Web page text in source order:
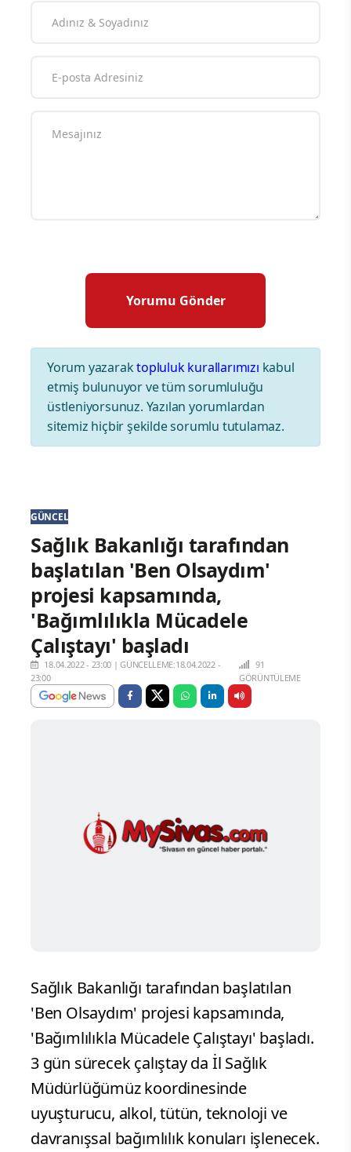
Yorum yazaraktopluluk kurallarımızı kabul
etmiş bulunuyor ve tüm sorumluluğu
üstleniyorsunuz. Yazılan yorumlardan
sitemiz hiçbir şekilde sorumlu tutulamaz.
GÜNCEL
Sağlık Bakanlığı tarafından
başlatılan 'Ben Olsaydım'
projesi kapsamında,
'Bağımlılıkla Mücadele
Çalıştayı' başladı
18.04.2022 - 23:00 |GÜNCELLEME:18.04.2022 -
23:00
91
GÖRÜNTÜLEME
Sağlık Bakanlığı tarafından başlatılan
'Ben Olsaydım' projesi kapsamında,
'Bağımlılıkla Mücadele Çalıştayı' başladı.
3 gün sürecek çalıştay da İl Sağlık
Müdürlüğümüz koordinesinde
uyuşturucu, alkol, tütün, teknoloji ve
davranışsal bağımlılık konuları işlenecek.